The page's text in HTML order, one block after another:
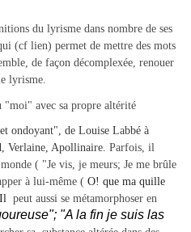
du lyrisme dans nombre de ses
(cf lien) permet de mettre des mots
de façon décomplexée, renouer
lyrisme.
"moi" avec sa propre altérité
ondoyant", de Louise Labbé à
Verlaine, Apollinaire. Parfois, il
( "Je vis, je meurs; Je me brûle
à lui-même ( O! que ma quille
peut aussi se métamorphoser en
"A la fin je suis las